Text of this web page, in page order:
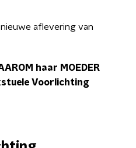
aflevering van
haar MOEDER
Voorlichting